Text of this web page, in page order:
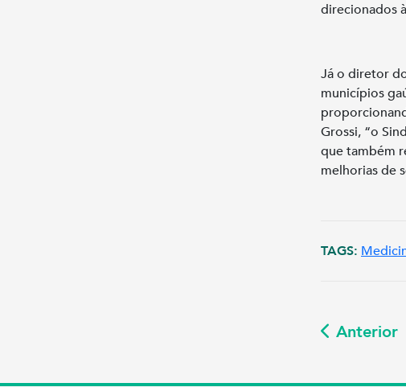
direcionados
Já o diretor
municípios
Grossi, “o
que também
melhorias de
TAGS:
Anterior